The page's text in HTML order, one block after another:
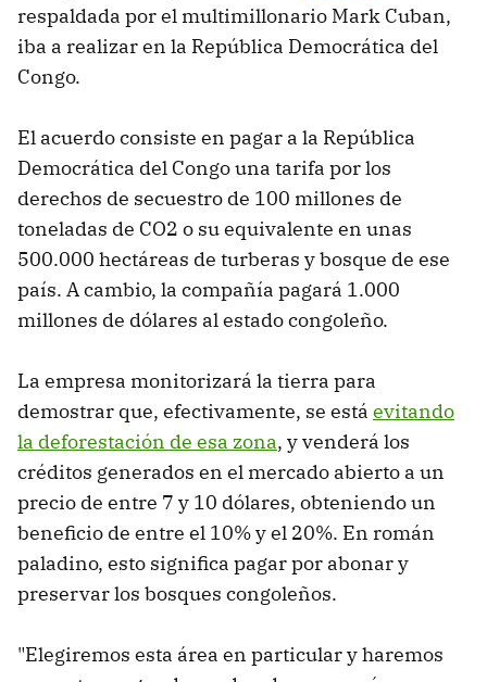
respaldada por el multimillonario Mark Cuban,
iba a realizar en la República Democrática del
Congo.
El acuerdo consiste en pagar a la República
Democrática del Congo una tarifa por los
derechos de secuestro de 100 millones de
toneladas de CO2 o su equivalente en unas
500.000 hectáreas de turberas y bosque de ese
país. A cambio, la compañía pagará 1.000
millones de dólares al estado congoleño.
La empresa monitorizará la tierra para
demostrar que, efectivamente, se está evitando
la deforestación de esa zona, y venderá los
créditos generados en el mercado abierto a un
precio de entre 7 y 10 dólares, obteniendo un
beneficio de entre el 10% y el 20%. En román
paladino, esto significa pagar por abonar y
preservar los bosques congoleños.
"Elegiremos esta área en particular y haremos